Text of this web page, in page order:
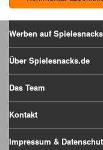
Werben auf
Über Spielesnacks.de
Das Team
Kontakt
Impressum &